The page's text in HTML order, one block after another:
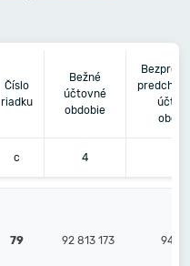
Číslo
riadku
Bežné
účtovné
obdobie
c 4
79 92 813 173 94